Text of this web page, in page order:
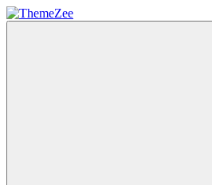
Zum
Inhalt
ThemeZee